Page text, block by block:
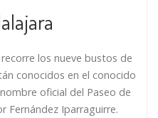
los nueve bustos de
conocidos en el conocido
oficial del Paseo de
Fernández Iparraguirre.